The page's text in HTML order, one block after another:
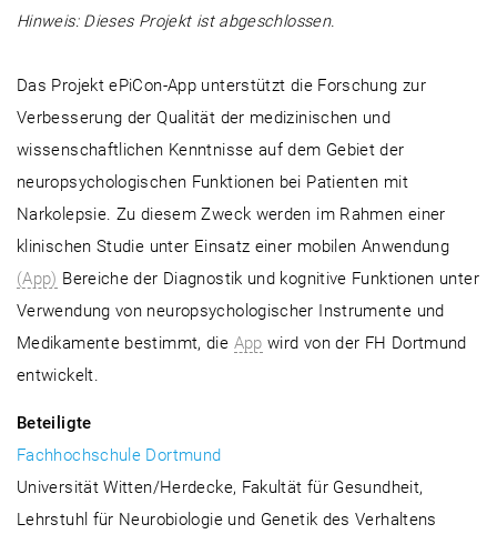
Hinweis: Dieses Projekt ist abgeschlossen.
Das Projekt ePiCon-App unterstützt die Forschung zur
Verbesserung der Qualität der medizinischen und
wissenschaftlichen Kenntnisse auf dem Gebiet der
neuropsychologischen Funktionen bei Patienten mit
Narkolepsie. Zu diesem Zweck werden im Rahmen einer
klinischen Studie unter Einsatz einer mobilen Anwendung
(App) Bereiche der Diagnostik und kognitive Funktionen unter
Verwendung von neuropsychologischer Instrumente und
Medikamente bestimmt, die App wird von der FH Dortmund
entwickelt.
Beteiligte
Fachhochschule Dortmund
Universität Witten/Herdecke, Fakultät für Gesundheit,
Lehrstuhl für Neurobiologie und Genetik des Verhaltens